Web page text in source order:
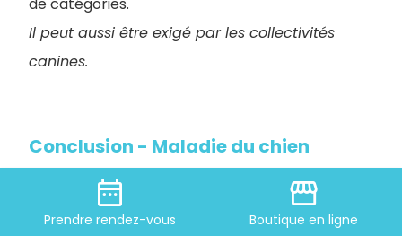
Il peut aussi être exigé par les collectivités
canines.
Conclusion - Maladie du chien
Il est important de noter que cette liste n'est
pas exhaustive et que les chiens peuvent être
date_range
Prendre rendez-vous
storefront
Boutique en ligne